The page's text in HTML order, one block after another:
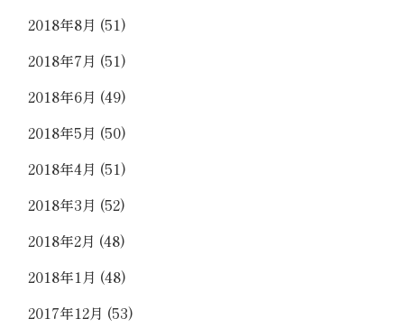
2018年8月 (51)
2018年7月 (51)
2018年6月 (49)
2018年5月 (50)
2018年4月 (51)
2018年3月 (52)
2018年2月 (48)
2018年1月 (48)
2017年12月 (53)